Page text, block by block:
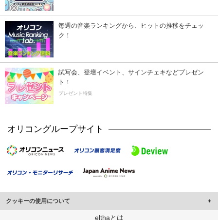
毎週の音楽ランキングから、ヒットの推移をチェッ
ク！
試写会、登壇イベント、サインチェキなどプレゼン
ト！
プレゼント特集
オリコングループサイト
クッキーの使用について
このサイトでは Cookie を使用して、ユーザーに合わせたコンテンツや広告の
elthaとは